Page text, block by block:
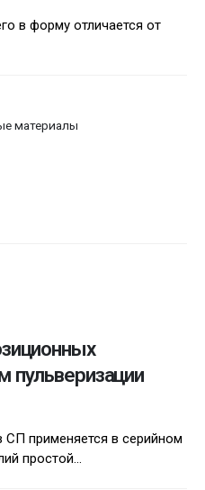
в форму отличается от
материалы
пульверизации
СП применяется в серийном
простой...